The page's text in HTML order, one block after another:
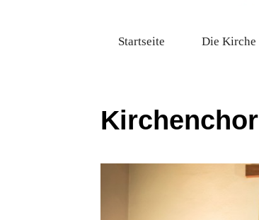
Startseite Die Kirche
Kirchenchor